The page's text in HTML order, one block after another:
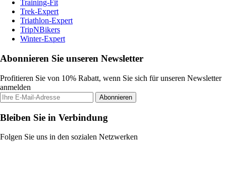
Training-Fit
Trek-Expert
Triathlon-Expert
TripNBikers
Winter-Expert
Abonnieren Sie unseren Newsletter
Profitieren Sie von 10% Rabatt, wenn Sie sich für unseren Newsletter
anmelden
Abonnieren
Bleiben Sie in Verbindung
Folgen Sie uns in den sozialen Netzwerken